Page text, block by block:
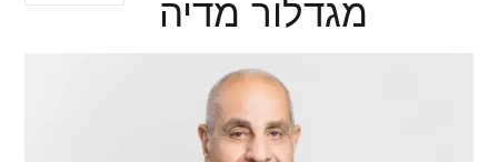
מגדלור מדיה